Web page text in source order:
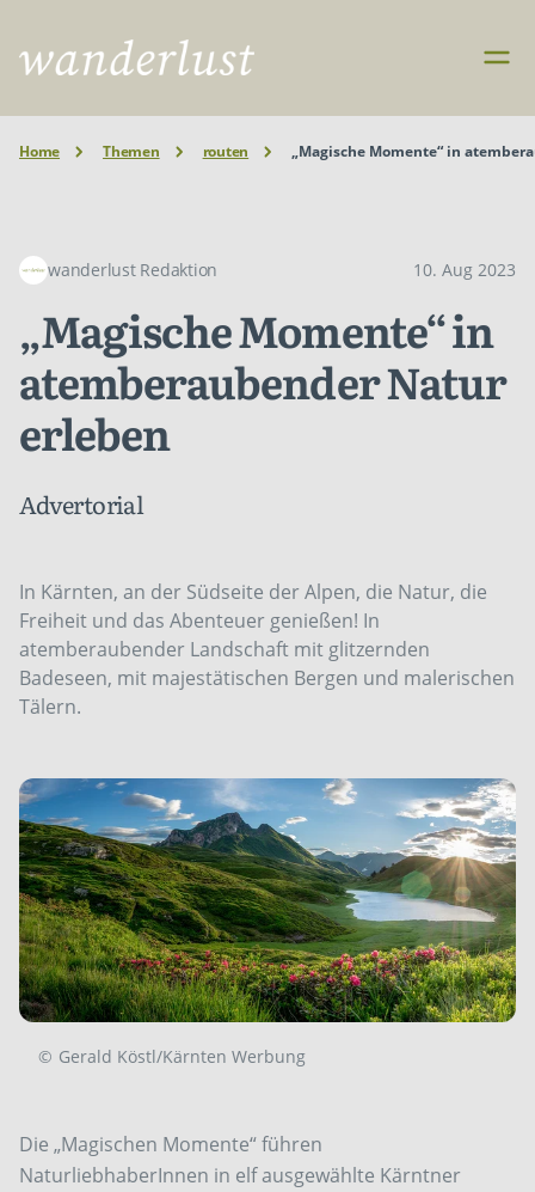
Home Themen routen „Magische Momente“ in
wanderlust Redaktion 10. Aug 2023
„Magische Momente“ in
atemberaubender Natur
erleben
Advertorial
In Kärnten, an der Südseite der Alpen, die Natur, die
Freiheit und das Abenteuer genießen! In
atemberaubender Landschaft mit glitzernden
Badeseen, mit majestätischen Bergen und malerischen
Tälern.
© Gerald Köstl/Kärnten Werbung
Die „Magischen Momente“ führen
NaturliebhaberInnen in elf ausgewählte Kärntner